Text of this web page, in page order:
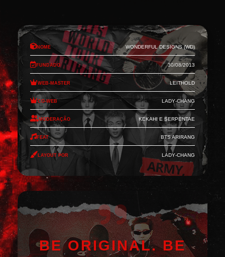
Nome Wonderful Designs (WD)
Fundado 30/08/2013
Web-Master Leithold
Co-Web Lady-Chang
Moderação Kekahi e Serpentae
Feat BTS Arirang
Layout por Lady-Chang
BE ORIGINAL. BE